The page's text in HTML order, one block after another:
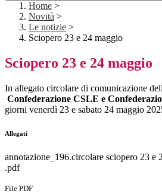
Home >
Novità >
Le notizie >
Sciopero 23 e 24 maggio
Sciopero 23 e 24 maggio
In allegato circolare di comunicazione
Confederazione CSLE e
giorni venerdì 23 e sabato 24 maggio
Allegati
annotazione_196.circolare sciopero 23 e
.pdf
File PDF